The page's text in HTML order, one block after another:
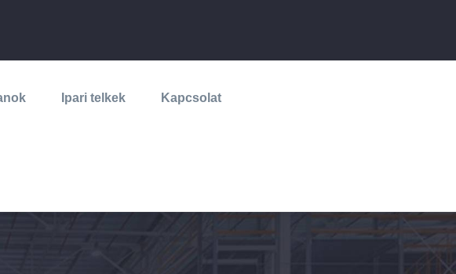
Ipari telkek Kapcsolat